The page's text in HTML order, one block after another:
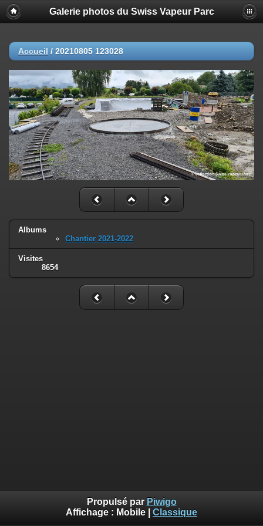
Galerie photos du Swiss Vapeur Parc
Accueil / 20210805 123028
Albums
Chantier 2021-2022
Visites
8654
Propulsé par Piwigo
Affichage : Mobile Classique